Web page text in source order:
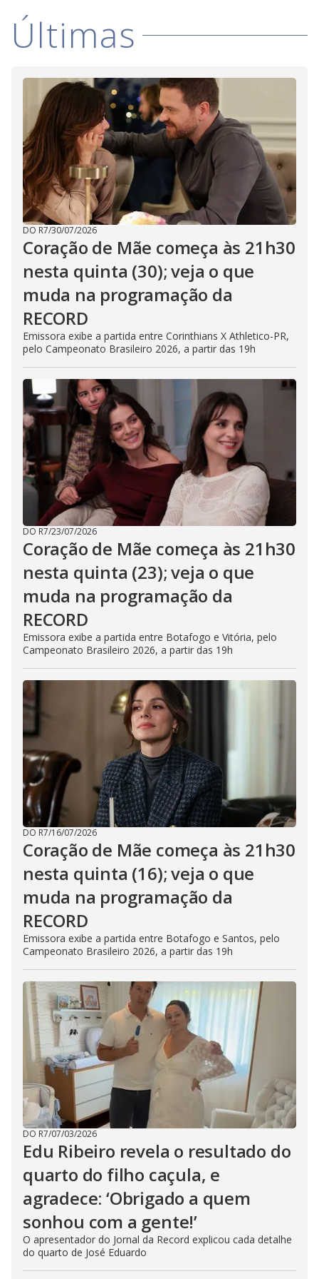
i
d
e
o
Últimas
DO R7/30/07/2026
Coração de Mãe começa às 21h30
nesta quinta (30); veja o que
muda na programação da
RECORD
Emissora exibe a partida entre Corinthians X Athletico-PR,
pelo Campeonato Brasileiro 2026, a partir das 19h
DO R7/23/07/2026
Coração de Mãe começa às 21h30
nesta quinta (23); veja o que
muda na programação da
RECORD
Emissora exibe a partida entre Botafogo e Vitória, pelo
Campeonato Brasileiro 2026, a partir das 19h
DO R7/16/07/2026
Coração de Mãe começa às 21h30
nesta quinta (16); veja o que
muda na programação da
RECORD
Emissora exibe a partida entre Botafogo e Santos, pelo
Campeonato Brasileiro 2026, a partir das 19h
DO R7/07/03/2026
Edu Ribeiro revela o resultado do
quarto do filho caçula, e
agradece: ‘Obrigado a quem
sonhou com a gente!’
O apresentador do Jornal da Record explicou cada detalhe
do quarto de José Eduardo